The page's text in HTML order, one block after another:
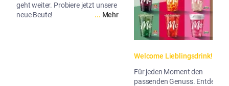
geht weiter. Probiere jetzt unsere
neue Beute!
... Mehr
Welcome Lieblingsdrink!
Für jeden Moment den
passenden Genuss. Entdecke